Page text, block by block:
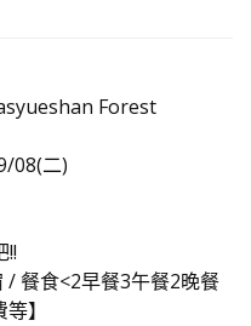
Forest
08(二)
!!
/ 餐食<2早餐3午餐2晚餐
】